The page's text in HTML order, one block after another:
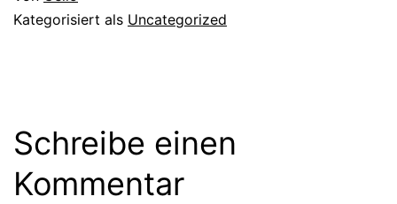
Kategorisiert als Uncategorized
Schreibe einen
Kommentar